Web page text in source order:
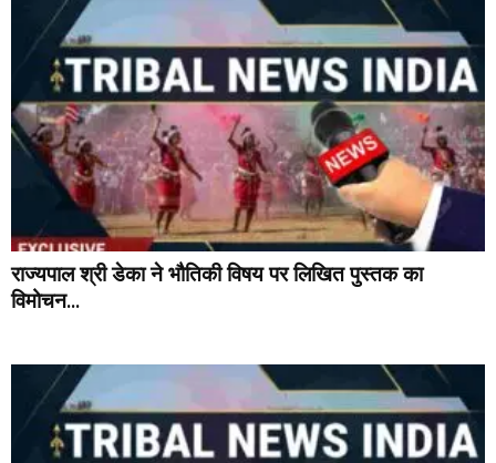
राज्यपाल श्री डेका ने भौतिकी विषय पर लिखित पुस्तक का
विमोचन...